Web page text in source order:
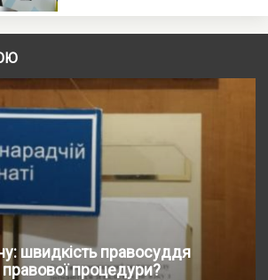
швидкість правосуддя
процедури?